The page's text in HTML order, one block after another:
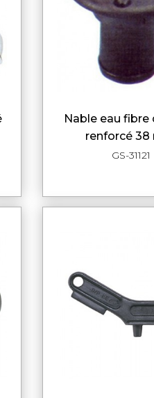
nable eau fibre de verre
renforcé 38
GS-31121